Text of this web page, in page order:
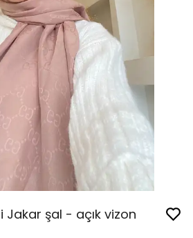
Jakar şal - açık vizon